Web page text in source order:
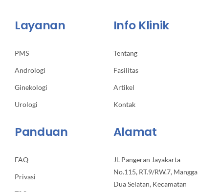
Layanan
PMS
Andrologi
Ginekologi
Urologi
Info Klinik
Tentang
Fasilitas
Artikel
Kontak
Panduan
FAQ
Privasi
Alamat
Jl. Pangeran Jayakarta
No.115, RT.9/RW.7, Mangga
Dua Selatan, Kecamatan